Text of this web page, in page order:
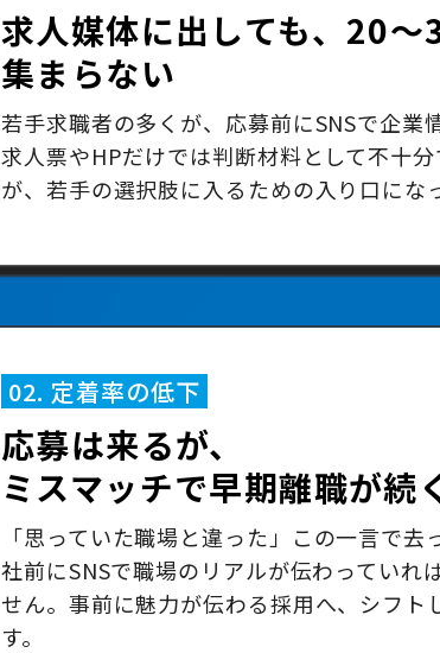
求人媒体に出しても、20
集まらない
若手求職者の多くが、応募前にSNSで企業
求人票やHPだけでは判断材料として不十分
が、若手の選択肢に入るための入り口にな
02. 定着率の低下
応募は来るが、
ミスマッチで早期離職が続
「思っていた職場と違った」この一言で去
社前にSNSで職場のリアルが伝わっていれ
せん。事前に魅力が伝わる採用へ、シフト
す。